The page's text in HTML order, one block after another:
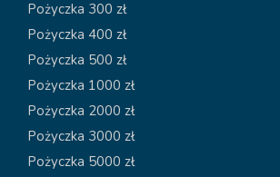
Pożyczka 300 zł
Pożyczka 400 zł
Pożyczka 500 zł
Pożyczka 1000 zł
Pożyczka 2000 zł
Pożyczka 3000 zł
Pożyczka 5000 zł